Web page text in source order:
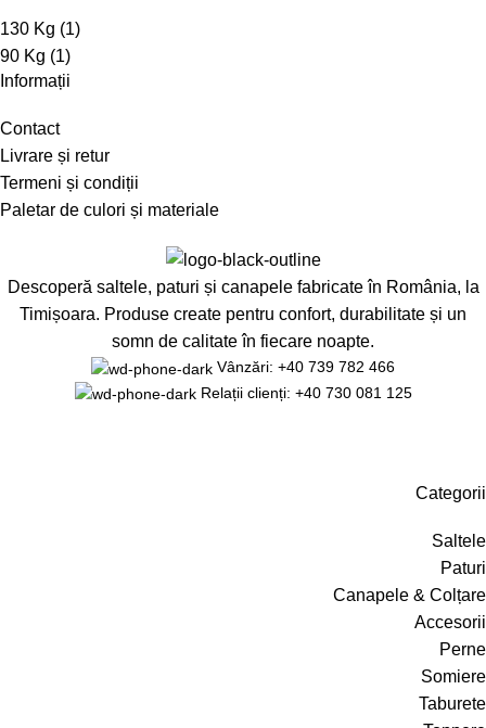
130 Kg (1)
90 Kg (1)
Informații
Contact
Livrare și retur
Termeni și condiții
Paletar de culori și materiale
Descoperă saltele, paturi și canapele fabricate în România, la
Timișoara. Produse create pentru confort, durabilitate și un
somn de calitate în fiecare noapte.
Vânzări: +40 739 782 466
Relații clienți: +40 730 081 125
Categorii
Saltele
Paturi
Canapele & Colțare
Accesorii
Perne
Somiere
Taburete